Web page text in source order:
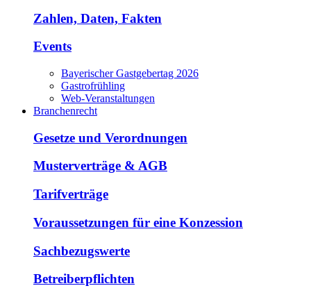
Zahlen, Daten, Fakten
Events
Bayerischer Gastgebertag 2026
Gastrofrühling
Web-Veranstaltungen
Branchenrecht
Gesetze und Verordnungen
Musterverträge & AGB
Tarifverträge
Voraussetzungen für eine Konzession
Sachbezugswerte
Betreiberpflichten